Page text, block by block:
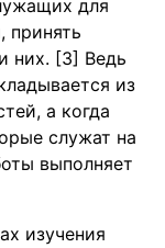
для
принять
них. [3] Ведь
из
а когда
служат на
выполняет
изучения